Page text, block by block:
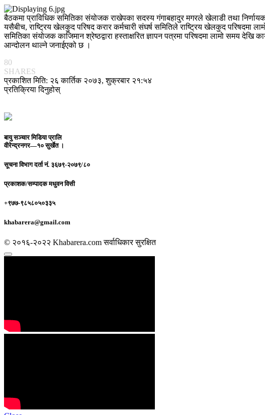
बैठकमा प्राविधिक समितिका संयोजक राखेपका सदस्य गंगाबहादुर मगरले खेलाडी तथा
यसैबीच, राष्ट्रिय खेलकुद परिषद करार कर्मचारी संघर्ष समितिले राष्ट्रिय खेलकुद परिषदमा
समितिका संयोजक काजिमान श्रेष्ठद्वारा हस्ताक्षरित ज्ञापन पत्रमा परिषदमा लामो समय देखि
आन्दोलन थाल्ने जनाईएको छ ।
80
SHARES
प्रकाशित मिति: २६ कार्तिक २०७३, शुक्रबार २१:५४
प्रतिक्रिया दिनुहोस्
बायु सञ्चार मिडिया प्रालि
वीरेन्द्रनगर—१० सुर्खेत ।
सूचना विभाग दर्ता नं. ३६७९-२०७९/८०
प्रकाशक/सम्पादकमधुवन विसी
+९७७-९८५८०५०३३५
khabarera@gmail.com
© २०१६-२०२२ Khabarera.com सर्वाधिकार सुरक्षित